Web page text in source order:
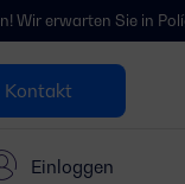
Kontakt
Einloggen
Sie in Polígono